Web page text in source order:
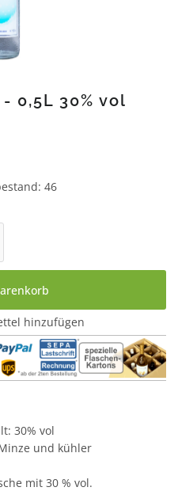
0,5L 30% vol
46
den gewünschten
hinzufügen
30% vol
und kühler
mit 30 % vol.